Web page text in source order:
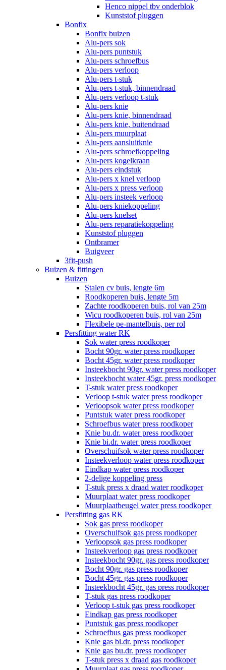
Henco nippel tbv onderblok
Kunststof pluggen
Bonfix
Bonfix buizen
Alu-pers sok
Alu-pers puntstuk
Alu-pers schroefbus
Alu-pers verloop
Alu-pers t-stuk
Alu-pers t-stuk, binnendraad
Alu-pers verloop t-stuk
Alu-pers knie
Alu-pers knie, binnendraad
Alu-pers knie, buitendraad
Alu-pers muurplaat
Alu-pers aansluitknie
Alu-pers schroefkoppeling
Alu-pers kogelkraan
Alu-pers eindstuk
Alu-pers x knel verloop
Alu-pers x press verloop
Alu-pers insteek verloop
Alu-pers kniekoppeling
Alu-pers knelset
Alu-pers reparatiekoppeling
Kunststof pluggen
Ontbramer
Buigveer
3fit-push
Buizen & fittingen
Buizen
Stalen cv buis, lengte 6m
Roodkoperen buis, lengte 5m
Zachte roodkoperen buis, rol van 25m
Wicu roodkoperen buis, rol van 25m
Flexibele pe-mantelbuis, per rol
Persfitting water RK
Sok water press roodkoper
Bocht 90gr. water press roodkoper
Bocht 45gr. water press roodkoper
Insteekbocht 90gr. water press roodkoper
Insteekbocht water 45gr. press roodkoper
T-stuk water press roodkoper
Verloop t-stuk water press roodkoper
Verloopsok water press roodkoper
Puntstuk water press roodkoper
Schroefbus water press roodkoper
Knie bu.dr. water press roodkoper
Knie bi.dr. water press roodkoper
Overschuifsok water press roodkoper
Insteekverloop water press roodkoper
Eindkap water press roodkoper
2-delige koppeling press
T-stuk press x draad water roodkoper
Muurplaat water press roodkoper
Muurplaatbeugel water press roodkoper
Persfitting gas RK
Sok gas press roodkoper
Overschuifsok gas press roodkoper
Verloopsok gas press roodkoper
Insteekverloop gas press roodkoper
Insteekbocht 90gr. gas press roodkoper
Bocht 90gr. gas press roodkoper
Bocht 45gr. gas press roodkoper
Insteekbocht 45gr. gas press roodkoper
T-stuk gas press roodkoper
Verloop t-stuk gas press roodkoper
Eindkap gas press roodkoper
Puntstuk gas press roodkoper
Schroefbus gas press roodkoper
Knie gas bi.dr. press roodkoper
Knie gas bu.dr. press roodkoper
T-stuk press x draad gas roodkoper